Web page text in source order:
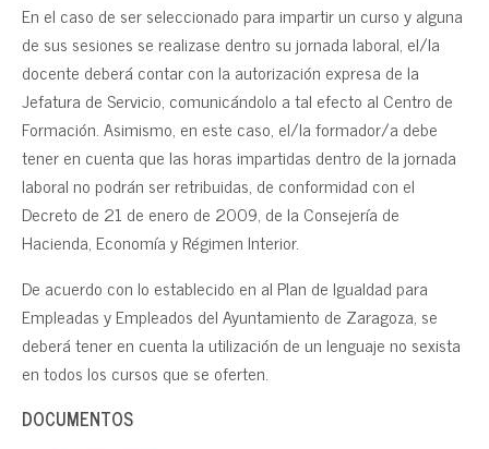
En el caso de ser seleccionado para impartir un curso y alguna
de sus sesiones se realizase dentro su jornada laboral, el/la
docente deberá contar con la autorización expresa de la
Jefatura de Servicio, comunicándolo a tal efecto al Centro de
Formación. Asimismo, en este caso, el/la formador/a debe
tener en cuenta que las horas impartidas dentro de la jornada
laboral no podrán ser retribuidas, de conformidad con el
Decreto de 21 de enero de 2009, de la Consejería de
Hacienda, Economía y Régimen Interior.
De acuerdo con lo establecido en al Plan de Igualdad para
Empleadas y Empleados del Ayuntamiento de Zaragoza, se
deberá tener en cuenta la utilización de un lenguaje no sexista
en todos los cursos que se oferten.
DOCUMENTOS